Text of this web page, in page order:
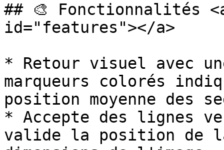
## 🎨 Fonctionnalités
id="features"></a>
* Retour visuel avec
marqueurs colorés
position moyenne des
* Accepte des lignes
valide la position de